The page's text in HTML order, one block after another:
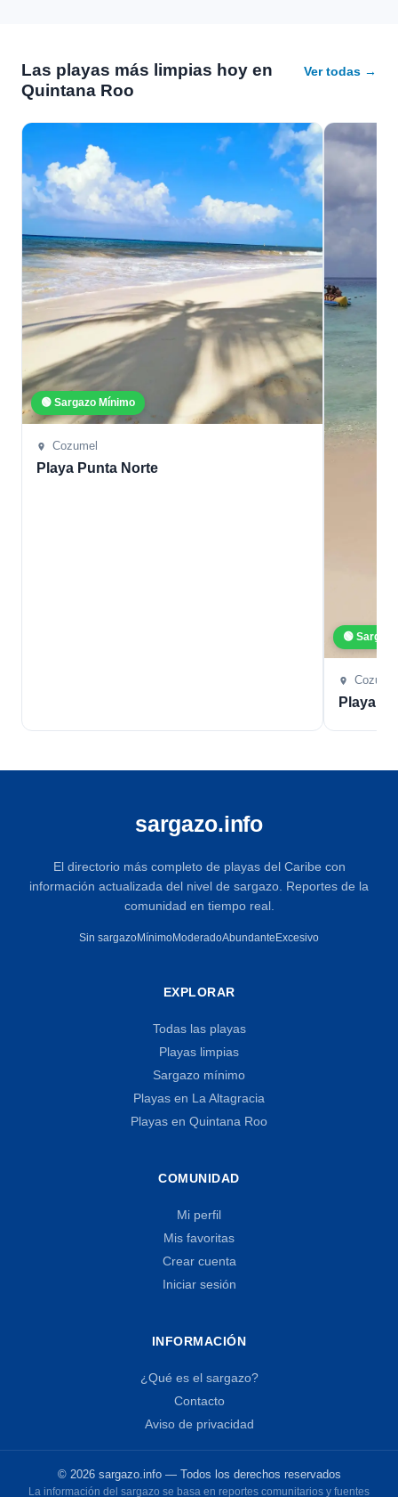
Las playas más limpias hoy en
Quintana Roo
Ver todas →
🟢 Sargazo Mínimo
Cozumel
Playa Punta Norte
🟢
Playa
sargazo.info
El directorio más completo de playas del Caribe con
información actualizada del nivel de sargazo. Reportes de la
comunidad en tiempo real.
Sin sargazoMínimoModeradoAbundanteExcesivo
EXPLORAR
Todas las playas
Playas limpias
Sargazo mínimo
Playas en La Altagracia
Playas en Quintana Roo
COMUNIDAD
Mi perfil
Mis favoritas
Crear cuenta
Iniciar sesión
INFORMACIÓN
¿Qué es el sargazo?
Contacto
Aviso de privacidad
© 2026 sargazo.info — Todos los derechos reservados
La información del sargazo se basa en reportes comunitarios y fuentes